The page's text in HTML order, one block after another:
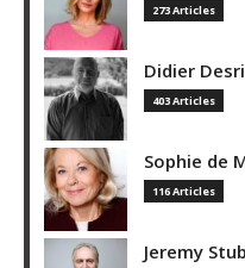
273 Articles
Didier
403 Articles
Sophie de
116 Articles
Jeremy